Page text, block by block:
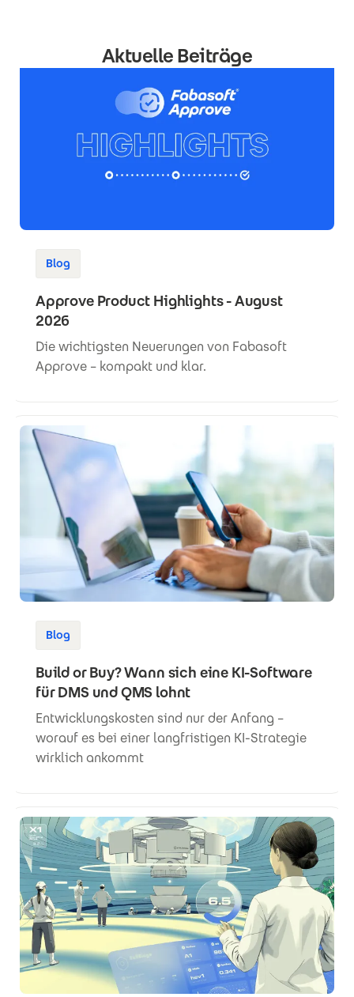
Aktuelle Beiträge
Blog
Approve Product Highlights - August
2026
Die wichtigsten Neuerungen von Fabasoft
Approve – kompakt und klar.
Blog
Build or Buy? Wann sich eine KI-Software
für DMS und QMS lohnt
Entwicklungskosten sind nur der Anfang –
worauf es bei einer langfristigen KI-Strategie
wirklich ankommt